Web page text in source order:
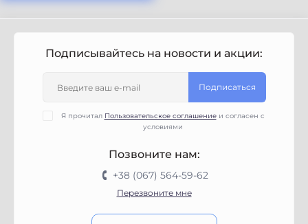
Подписывайтесь на новости и акции:
Подписаться
Я прочитал Пользовательское соглашениеи согласен с
условиями
Позвоните нам:
+38 (067) 564-59-62
Перезвоните мне